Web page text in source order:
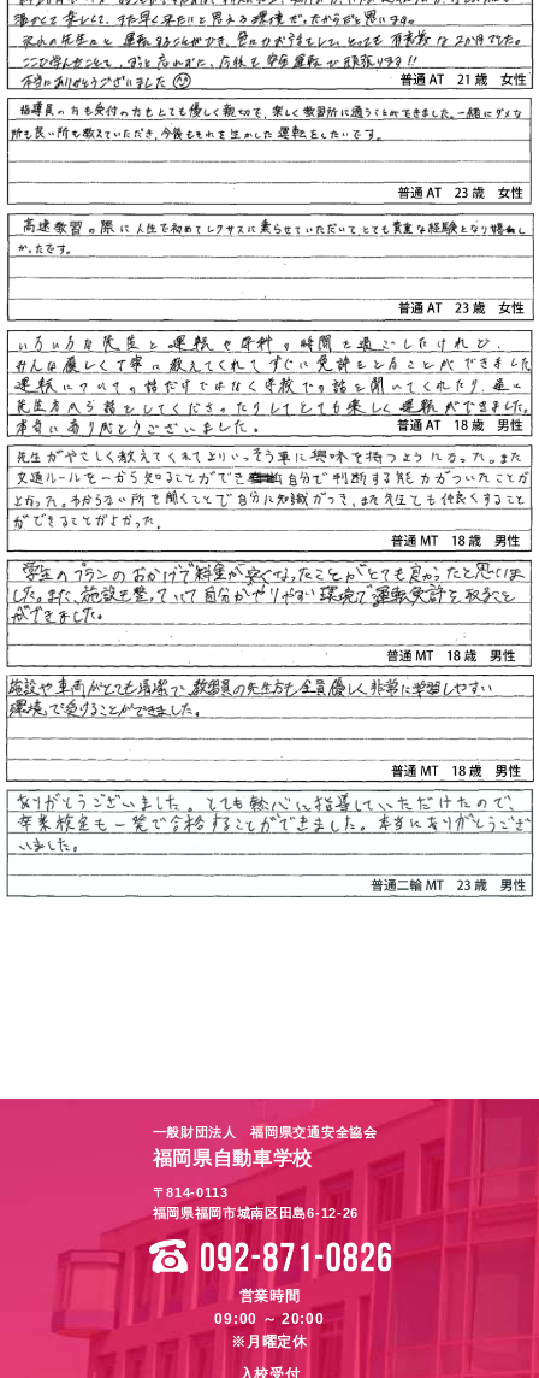
一般財団法人 福岡県交通安全協会
福岡県自動車学校
〒814-0113
福岡県福岡市城南区田島6-12-26
営業時間
09:00 ～ 20:00
※月曜定休
入校受付